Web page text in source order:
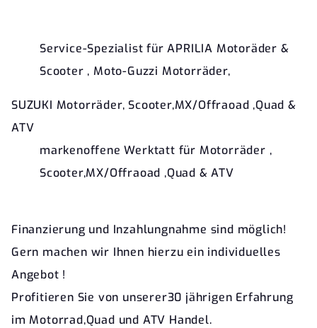
Service-Spezialist für APRILIA Motoräder &
Scooter , Moto-Guzzi Motorräder,
SUZUKI Motorräder, Scooter,MX/Offraoad ,Quad &
ATV
markenoffene Werktatt für Motorräder ,
Scooter,MX/Offraoad ,Quad & ATV
Finanzierung und Inzahlungnahme sind möglich!
Gern machen wir Ihnen hierzu ein individuelles
Angebot !
Profitieren Sie von unserer30 jährigen Erfahrung
im Motorrad,Quad und ATV Handel.